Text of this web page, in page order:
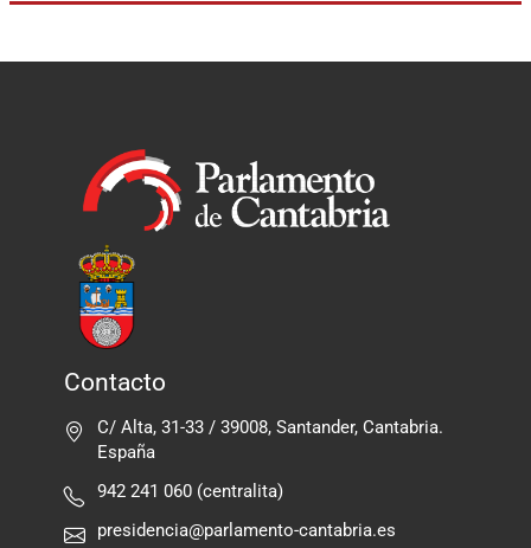
Contacto
C/ Alta, 31-33 / 39008, Santander, Cantabria.
España
942 241 060 (centralita)
presidencia@parlamento-cantabria.es